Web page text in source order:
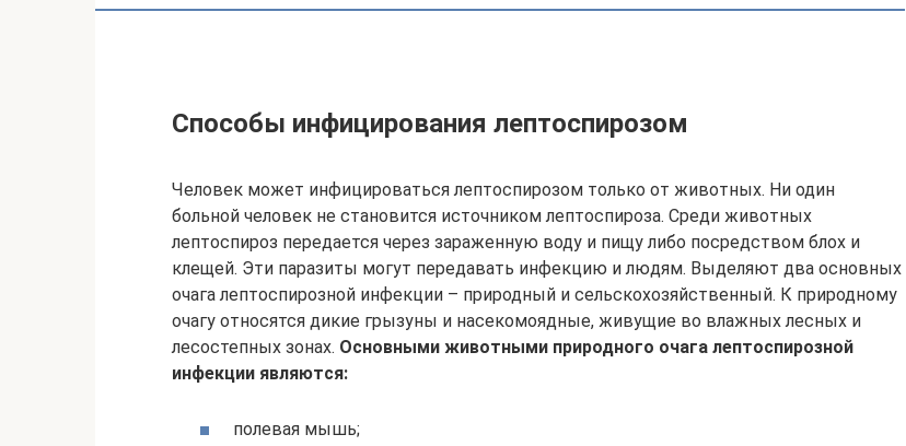
Способы инфицирования лептоспирозом
Человек может инфицироваться лептоспирозом только от животных. Ни один
больной человек не становится источником лептоспироза. Среди животных
лептоспироз передается через зараженную воду и пищу либо посредством блох и
клещей. Эти паразиты могут передавать инфекцию и людям. Выделяют два основных
очага лептоспирозной инфекции – природный и сельскохозяйственный. К природному
очагу относятся дикие грызуны и насекомоядные, живущие во влажных лесных и
лесостепных зонах. Основными животными природного очага лептоспирозной
инфекции являются:
полевая мышь;